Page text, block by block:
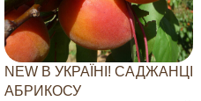
NEW В УКРАЇНІ! САДЖАНЦІ
АБРИКОСУ